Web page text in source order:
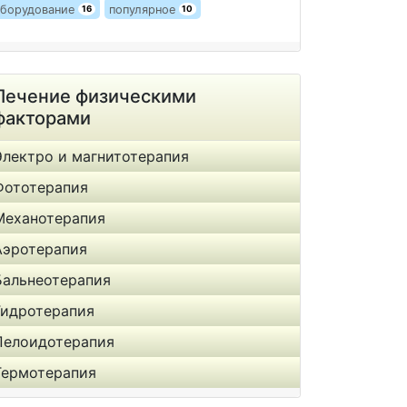
16 популярное 10
физическими
и магнитотерапия